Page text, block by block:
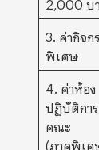
3. ค่ากิจก
พิเศษ
4. ค่าห้อง
ปฏิบัติการ
คณะ
(ภาคพิเศ